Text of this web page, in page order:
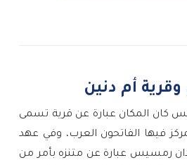
أم دنين
كان المكان عبارة عن قرية تسمى
فيها الفاتحون العرب، وفي عهد
رمسيس عبارة عن متنزه بأمر من